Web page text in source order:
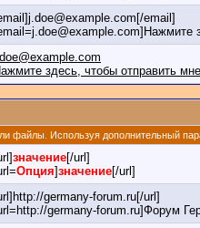
email]
здесь, чтобы отправить
файлы. Используя дополнительный
значение[/url]
Опция]значение[/url]
germany-forum.ru[/url]
germany-forum.ru]Форум